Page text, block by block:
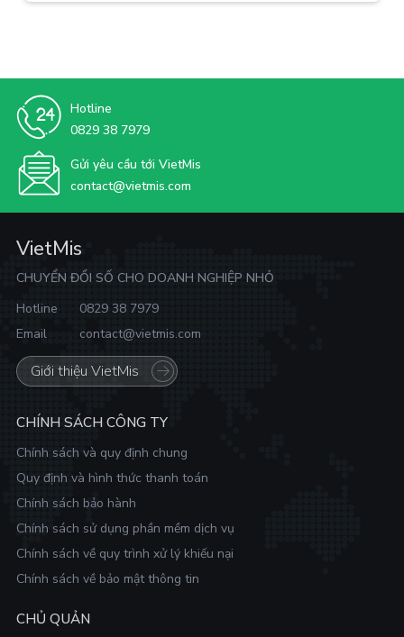
Hotline
0829 38 7979
Gửi yêu cầu tới VietMis
contact@vietmis.com
VietMis
CHUYỂN ĐỔI SỐ CHO DOANH NGHIỆP NHỎ
Hotline
0829 38 7979
Email
contact@vietmis.com
Giới thiệu VietMis
CHÍNH SÁCH CÔNG TY
Chính sách và quy định chung
Quy định và hình thức thanh toán
Chính sách bảo hành
Chính sách sử dụng phần mềm dịch vụ
Chính sách về quy trình xử lý khiếu nại
Chính sách về bảo mật thông tin
CHỦ QUẢN